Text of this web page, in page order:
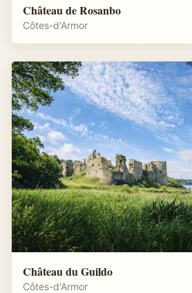
Château de Rosanbo
Côtes-d'Armor
Château du Guildo
Côtes-d'Armor